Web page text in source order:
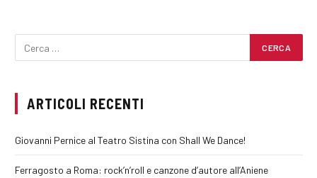
ARTICOLI RECENTI
Giovanni Pernice al Teatro Sistina con Shall We Dance!
Ferragosto a Roma: rock’n’roll e canzone d’autore all’Aniene